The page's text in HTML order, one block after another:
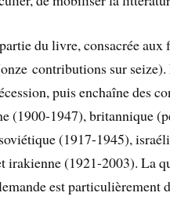
du livre, consacrée aux
contributions sur
puis enchaîne des
(1900-1947), britannique
(1917-1945),
irakienne (1921-2003). La
est particulièrement